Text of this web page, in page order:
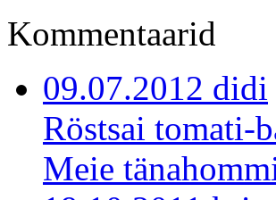
Kommentaarid
09.07.2012 didi
Röstsai tomati-
Meie